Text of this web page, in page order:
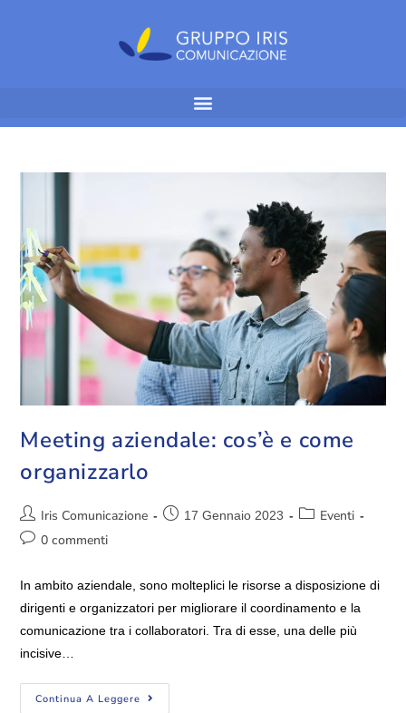
Meeting aziendale: cos’è e come
organizzarlo
Iris Comunicazione 17 Gennaio 2023
Eventi
0 commenti
In ambito aziendale, sono molteplici le risorse a disposizione di
dirigenti e organizzatori per migliorare il coordinamento e la
comunicazione tra i collaboratori. Tra di esse, una delle più
incisive…
Continua A Leggere